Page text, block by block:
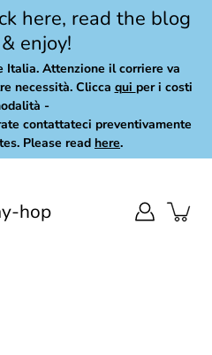
here, read the blog
enjoy!
Italia. Attenzione il corriere va
necessità. Clicca qui per i costi
-
contattateci preventivamente
Please read here.
hop